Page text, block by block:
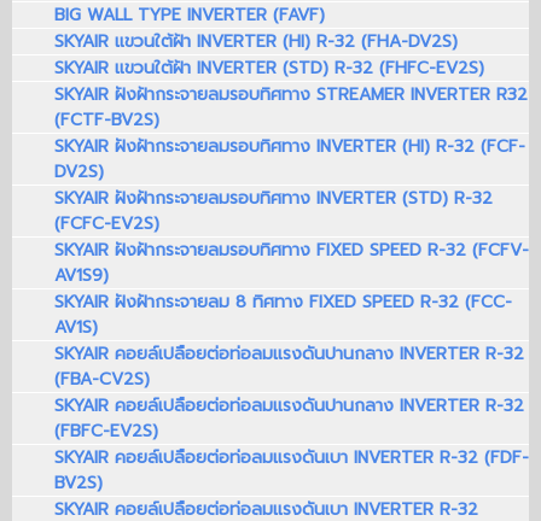
BIG WALL TYPE INVERTER (FAVF)
SKYAIR แขวนใต้ฝ้า INVERTER (HI) R-32 (FHA-DV2S)
SKYAIR แขวนใต้ฝ้า INVERTER (STD) R-32 (FHFC-EV2S)
SKYAIR ฝังฝ้ากระจายลมรอบทิศทาง STREAMER INVERTER R32
(FCTF-BV2S)
SKYAIR ฝังฝ้ากระจายลมรอบทิศทาง INVERTER (HI) R-32 (FCF-
DV2S)
SKYAIR ฝังฝ้ากระจายลมรอบทิศทาง INVERTER (STD) R-32
(FCFC-EV2S)
SKYAIR ฝังฝ้ากระจายลมรอบทิศทาง FIXED SPEED R-32 (FCFV-
AV1S9)
SKYAIR ฝังฝ้ากระจายลม 8 ทิศทาง FIXED SPEED R-32 (FCC-
AV1S)
SKYAIR คอยล์เปลือยต่อท่อลมแรงดันปานกลาง INVERTER R-32
(FBA-CV2S)
SKYAIR คอยล์เปลือยต่อท่อลมแรงดันปานกลาง INVERTER R-32
(FBFC-EV2S)
SKYAIR คอยล์เปลือยต่อท่อลมแรงดันเบา INVERTER R-32 (FDF-
BV2S)
SKYAIR คอยล์เปลือยต่อท่อลมแรงดันเบา INVERTER R-32